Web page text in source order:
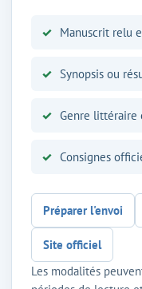
Manuscrit relu
Synopsis ou
Genre littéraire
Consignes
Préparer l'envoi
Site officiel
Les modalités